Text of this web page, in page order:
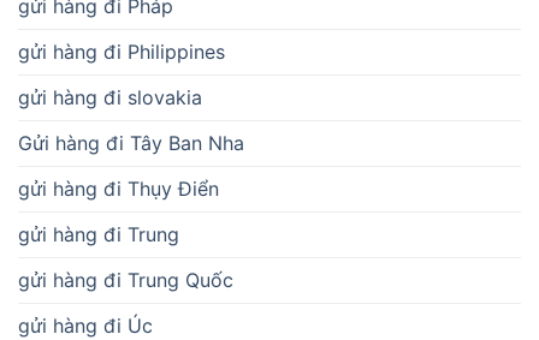
gửi hàng đi Pháp
gửi hàng đi Philippines
gửi hàng đi slovakia
Gửi hàng đi Tây Ban Nha
gửi hàng đi Thụy Điển
gửi hàng đi Trung
gửi hàng đi Trung Quốc
gửi hàng đi Úc